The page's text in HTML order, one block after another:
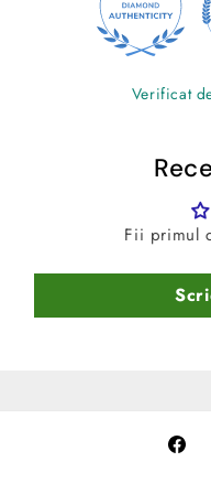
Verificat
Fii primul